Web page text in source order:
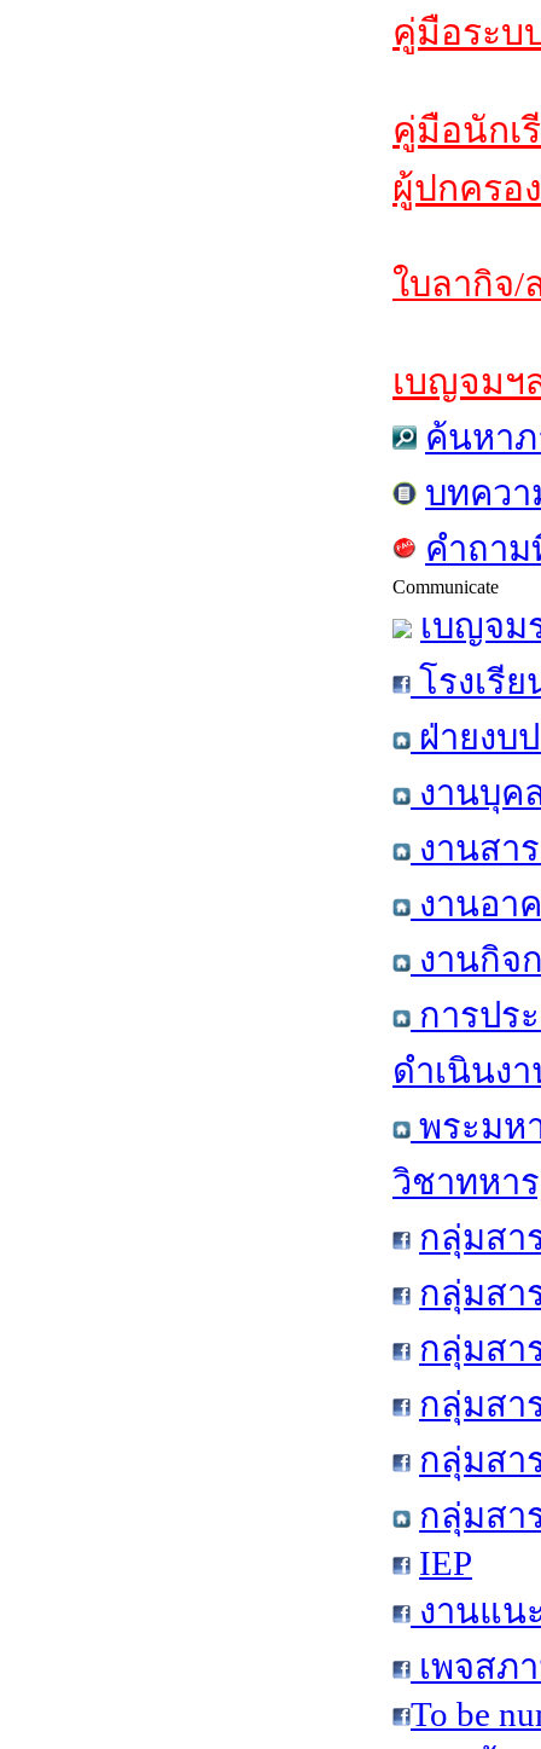
คู่มือระบ
คู่มือนักเ
ผู้ปกครอ
ใบลากิจ/
เบญจมฯ
ค้นหาภ
บทควา
คำถา
Communicate
เบญจม
โรงเรี
ฝ่ายงบ
งานบุค
งานสา
งานอา
งานกิจ
การปร
ดำเนินง
พระมห
วิชาทหา
กลุ่มสา
กลุ่มสา
กลุ่มสา
กลุ่มสา
กลุ่มสา
กลุ่มสา
IEP
งานแน
เพจสภ
To be